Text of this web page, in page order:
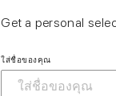
Get a personal
ใส่ชื่อของคุณ